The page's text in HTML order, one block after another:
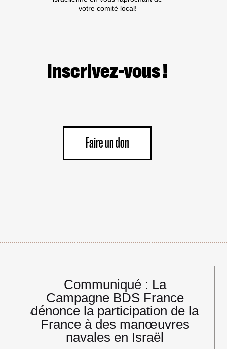
votre comité local!
Inscrivez-vous !
Faire un don
l’article
←
Communiqué : La
Campagne BDS France
dénonce la participation de la
France à des manœuvres
navales en Israël